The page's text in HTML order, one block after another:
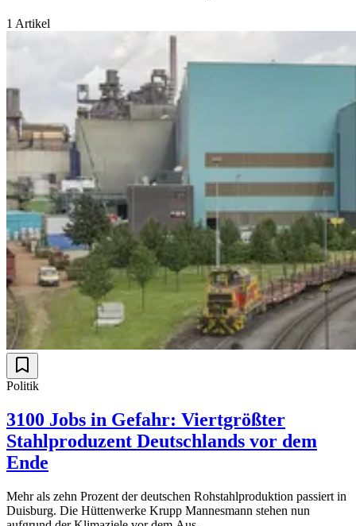
1 Artikel
Politik
3100 Jobs in Gefahr: Viertgrößter
Stahlproduzent Deutschlands vor dem
Ende
Mehr als zehn Prozent der deutschen Rohstahlproduktion passiert in
Duisburg. Die Hüttenwerke Krupp Mannesmann stehen nun